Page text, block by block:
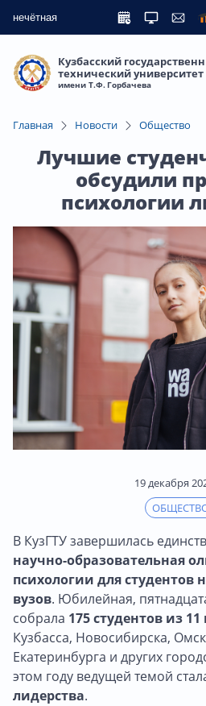
нечётная
Кузбасский
технический университет
имени Т.Ф. Горбачева
Главная Новости Общество
Лучшие
обсудили
психологии
19 декабря
В КузГТУ завершилась
научно-образовательная
психологии для студентов
вузов. Юбилейная,
собрала 175 студентов из 11
Кузбасса, Новосибирска,
Екатеринбурга и других
этом году ведущей темой
лидерства.